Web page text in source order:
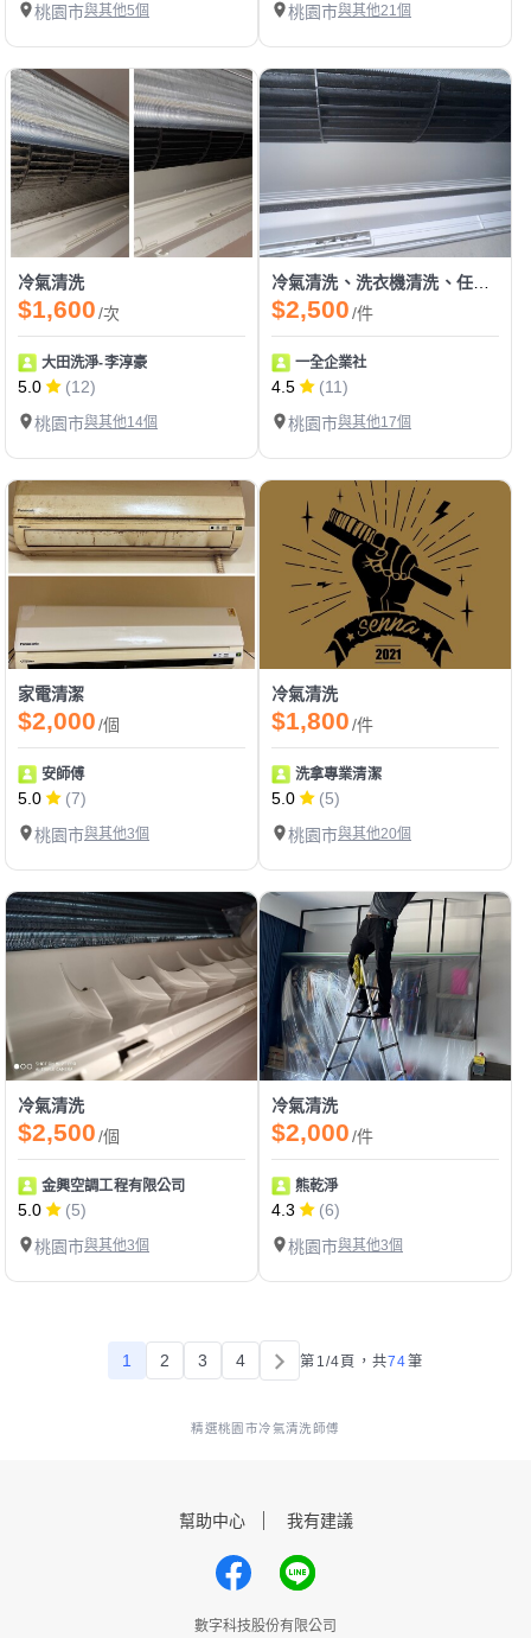
桃園市與其他5個
桃園市與其他21個
冷氣清洗
$1,600/次
大田洗淨-李淳豪
5.0
(12)
桃園市與其他14個
冷氣清洗、洗衣機清洗、任何有關清潔服務
$2,500/件
一全企業社
4.5
(11)
桃園市與其他17個
家電清潔
$2,000/個
安師傅
5.0
(7)
桃園市與其他3個
冷氣清洗
$1,800/件
洗拿專業清潔
5.0
(5)
桃園市與其他20個
冷氣清洗
$2,500/個
金興空調工程有限公司
5.0
(5)
桃園市與其他3個
冷氣清洗
$2,000/件
熊乾淨
4.3
(6)
桃園市與其他3個
1 2 3 4 第1/4頁， 共74筆
精選桃園市冷氣清洗師傅
幫助中心 我有建議
數字科技股份有限公司